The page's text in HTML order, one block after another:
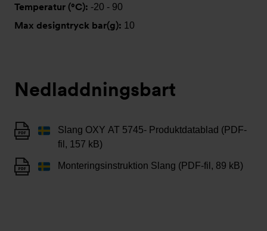
Temperatur (°C): -20 - 90
Max designtryck bar(g): 10
Nedladdningsbart
Slang OXY AT 5745- Produktdatablad (PDF-
fil, 157 kB)
Monteringsinstruktion Slang (PDF-fil, 89 kB)